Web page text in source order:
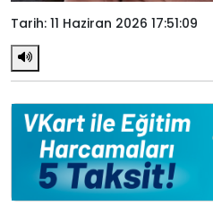
Tarih: 11 Haziran 2026 17:51:09